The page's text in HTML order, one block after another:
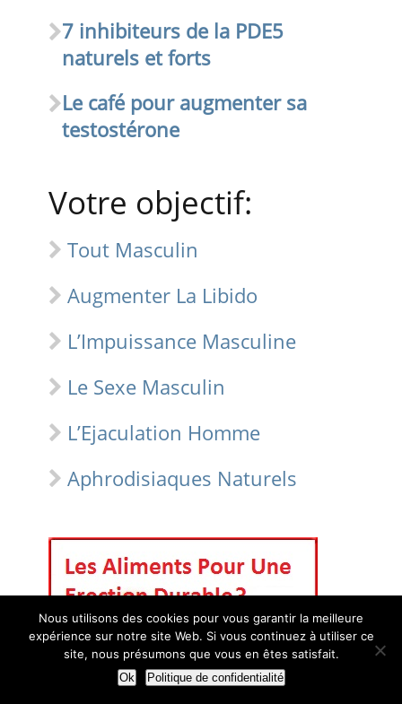
7 inhibiteurs de la PDE5
naturels et forts
Le café pour augmenter sa
testostérone
Votre objectif:
Tout Masculin
Augmenter La Libido
L’Impuissance Masculine
Le Sexe Masculin
L’Ejaculation Homme
Aphrodisiaques Naturels
Nous utilisons des cookies pour vous garantir la meilleure
expérience sur notre site Web. Si vous continuez à utiliser ce
site, nous présumons que vous en êtes satisfait.
Ok Politique de confidentialité